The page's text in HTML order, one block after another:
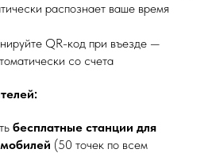
распознает ваше время
QR-код при въезде —
со счета
бесплатные станции для
(50 точек по всем